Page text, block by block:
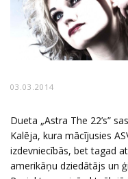
03.03.2014
Dueta „Astra The 22’s”
Kalēja, kura mācījusies
izdevniecībās, bet tagad
amerikāņu dziedātājs un